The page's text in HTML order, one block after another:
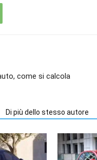
come si calcola
Di più dello stesso autore